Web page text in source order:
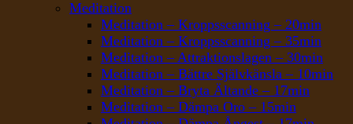
Meditation
Meditation – Kroppsscanning – 20min
Meditation – Kroppsscanning – 35min
Meditation – Attraktionslagen – 30min
Meditation – Bättre Självkänsla – 10min
Meditation – Bryta Ältande – 17min
Meditation – Dämpa Oro – 15min